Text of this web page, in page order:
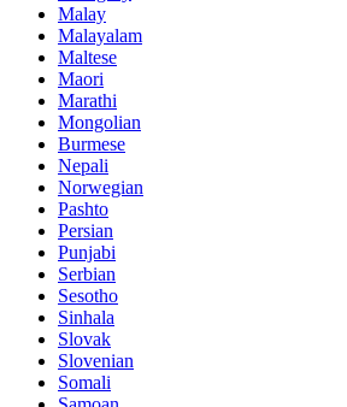
Malay
Malayalam
Maltese
Maori
Marathi
Mongolian
Burmese
Nepali
Norwegian
Pashto
Persian
Punjabi
Serbian
Sesotho
Sinhala
Slovak
Slovenian
Somali